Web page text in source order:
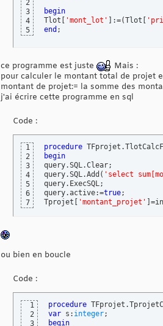
2
3
4
5
begin
Tlot
'mont_lot' :=(Tlot
end ;
ce programme est juste
Mais :
pour calculer le montant total de projet
montant de projet:= la somme des
j'ai écrire cette programme en sql
Code :
1
2
3
4
5
6
7
procedure
begin
query.SQL.Clear;
query.SQL.Add ( 'select
query.ExecSQL;
query.active:=true;
Tprojet
'montant_projet'
ou bien en boucle
Code :
1
2
3
procedure
var s: integer
begin